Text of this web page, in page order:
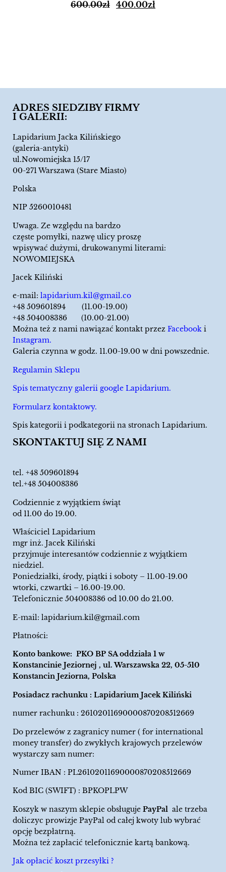
600.00zł 400.00zł
ADRES SIEDZIBY FIRMY
I GALERII:
Lapidarium Jacka Kilińskiego
(galeria-antyki)
ul.Nowomiejska 15/17
00-271 Warszawa (Stare Miasto)
Polska
NIP 5260010481
Uwaga. Ze względu na bardzo
częste pomyłki, nazwę ulicy proszę
wpisywać dużymi, drukowanymi literami:
NOWOMIEJSKA
Jacek Kiliński
e-mail: lapidarium.kil@gmail.co
+48 509601894 (11.00-19.00)
+48 504008386 (10.00-21.00)
Można też z nami nawiązać kontakt przez Facebook i
Instagram.
Galeria czynna w godz. 11.00-19.00 w dni powszednie.
Regulamin Sklepu
Spis tematyczny galerii google Lapidarium.
Formularz kontaktowy.
Spis kategorii i podkategorii na stronach Lapidarium.
SKONTAKTUJ SIĘ Z NAMI
tel. +48 509601894
tel.+48 504008386
Codziennie z wyjątkiem świąt
od 11.00 do 19.00.
Właściciel Lapidarium
mgr inż. Jacek Kiliński
przyjmuje interesantów codziennie z wyjątkiem
niedziel.
Poniedziałki, środy, piątki i soboty – 11.00-19.00
wtorki, czwartki – 16.00-19.00.
Telefonicznie 504008386 od 10.00 do 21.00.
E-mail: lapidarium.kil@gmail.com
Płatności:
Konto bankowe: PKO BP SA oddziała 1 w
Konstancinie Jeziornej , ul. Warszawska 22, 05-510
Konstancin Jeziorna, Polska
Posiadacz rachunku : Lapidarium Jacek Kiliński
numer rachunku : 26102011690000870208512669
Do przelewów z zagranicy numer ( for international
money transfer) do zwykłych krajowych przelewów
wystarczy sam numer:
Numer IBAN : PL26102011690000870208512669
Kod BIC (SWIFT) : BPKOPLPW
Koszyk w naszym sklepie obsługuje PayPal ale trzeba
doliczyc prowizje PayPal od całej kwoty lub wybrać
opcję bezpłatrną.
Można też zapłacić telefonicznie kartą bankową.
Jak opłacić koszt przesyłki ?